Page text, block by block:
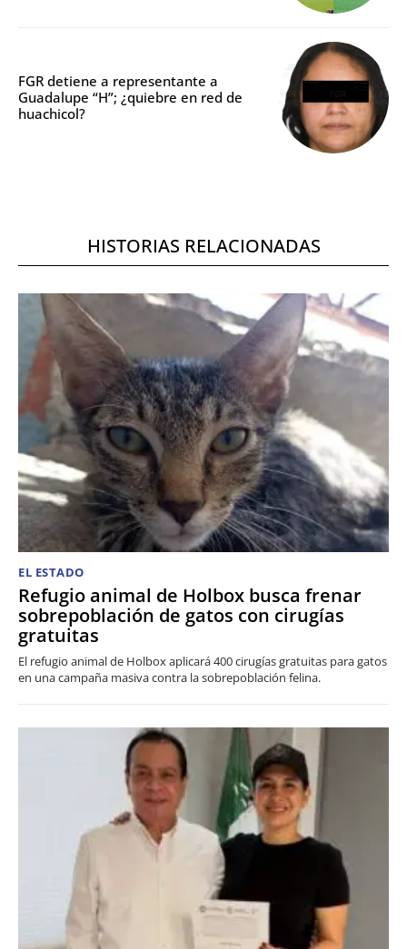
FGR detiene a representante a
Guadalupe “H”; ¿quiebre en red de
huachicol?
HISTORIAS RELACIONADAS
EL ESTADO
Refugio animal de Holbox busca frenar
sobrepoblación de gatos con cirugías
gratuitas
El refugio animal de Holbox aplicará 400 cirugías gratuitas para gatos
en una campaña masiva contra la sobrepoblación felina.